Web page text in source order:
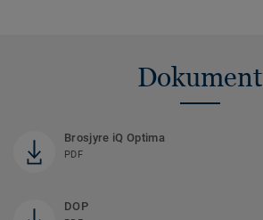
Dokument
Brosjyre iQ Optima
PDF
DOP